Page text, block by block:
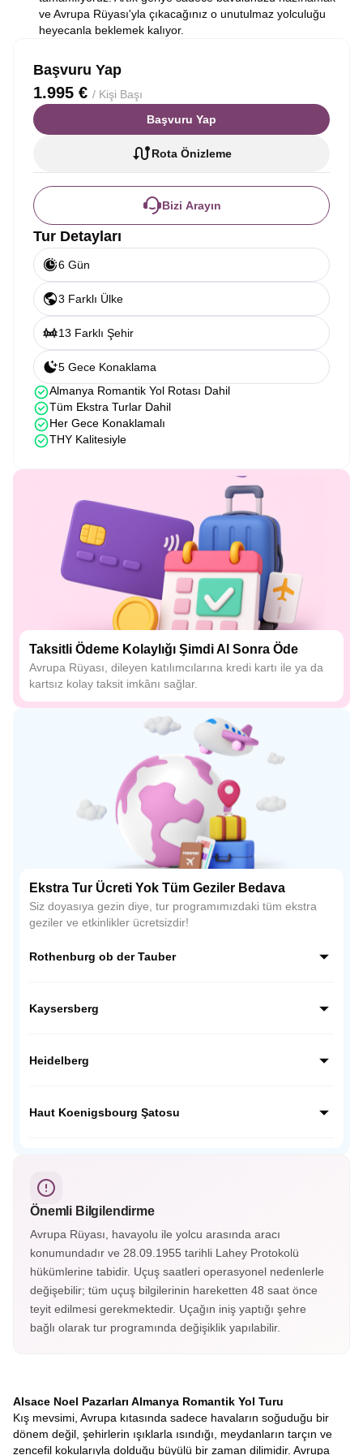
ve Avrupa Rüyası'yla çıkacağınız o unutulmaz yolculuğu
heyecanla beklemek kalıyor.
Başvuru Yap
1.995 € / Kişi Başı
Başvuru Yap
Rota Önizleme
Bizi Arayın
Tur Detayları
6 Gün
3 Farklı Ülke
13 Farklı Şehir
5 Gece Konaklama
Almanya Romantik Yol Rotası Dahil
Tüm Ekstra Turlar Dahil
Her Gece Konaklamalı
THY Kalitesiyle
Taksitli Ödeme Kolaylığı Şimdi Al Sonra Öde
Avrupa Rüyası, dileyen katılımcılarına kredi kartı ile ya da
kartsız kolay taksit imkânı sağlar.
Ekstra Tur Ücreti Yok Tüm Geziler Bedava
Siz doyasıya gezin diye, tur programımızdaki tüm ekstra
geziler ve etkinlikler ücretsizdir!
Rothenburg ob der Tauber
kasabası Rothenburg ob der Tauber, Orta Çağ atmosferini
hava müzesidir.
Kaysersberg
Kaysersberg, taş sokakları, çiçekli evleri ve tarihi
gibidir.
Heidelberg
Çağdan kalma tarihi yapılarıyla masalsı bir güzelliğe sahip;
Haut Koenigsbourg Şatosu
kullanılan aletler, silahlar, cephanelikler, imparatorların
odaları ve eşsiz süslemelerle kaplı tavanları gördükçe bu
tarihi yolculuk hiç bitmesin istiyorsunuz. Haut-Koenigsbourg
Şatosu’nun içerisini gezmek isterseniz biletinizi alarak
gezebileceksiniz.
Önemli Bilgilendirme
Avrupa Rüyası, havayolu ile yolcu arasında aracı
konumundadır ve 28.09.1955 tarihli Lahey Protokolü
hükümlerine tabidir. Uçuş saatleri operasyonel nedenlerle
değişebilir; tüm uçuş bilgilerinin hareketten 48 saat önce
teyit edilmesi gerekmektedir. Uçağın iniş yaptığı şehre
bağlı olarak tur programında değişiklik yapılabilir.
Alsace Noel Pazarları Almanya Romantik Yol Turu
Kış mevsimi, Avrupa kıtasında sadece havaların soğuduğu bir
dönem değil, şehirlerin ışıklarla ısındığı, meydanların tarçın ve
zencefil kokularıyla dolduğu büyülü bir zaman dilimidir. Avrupa